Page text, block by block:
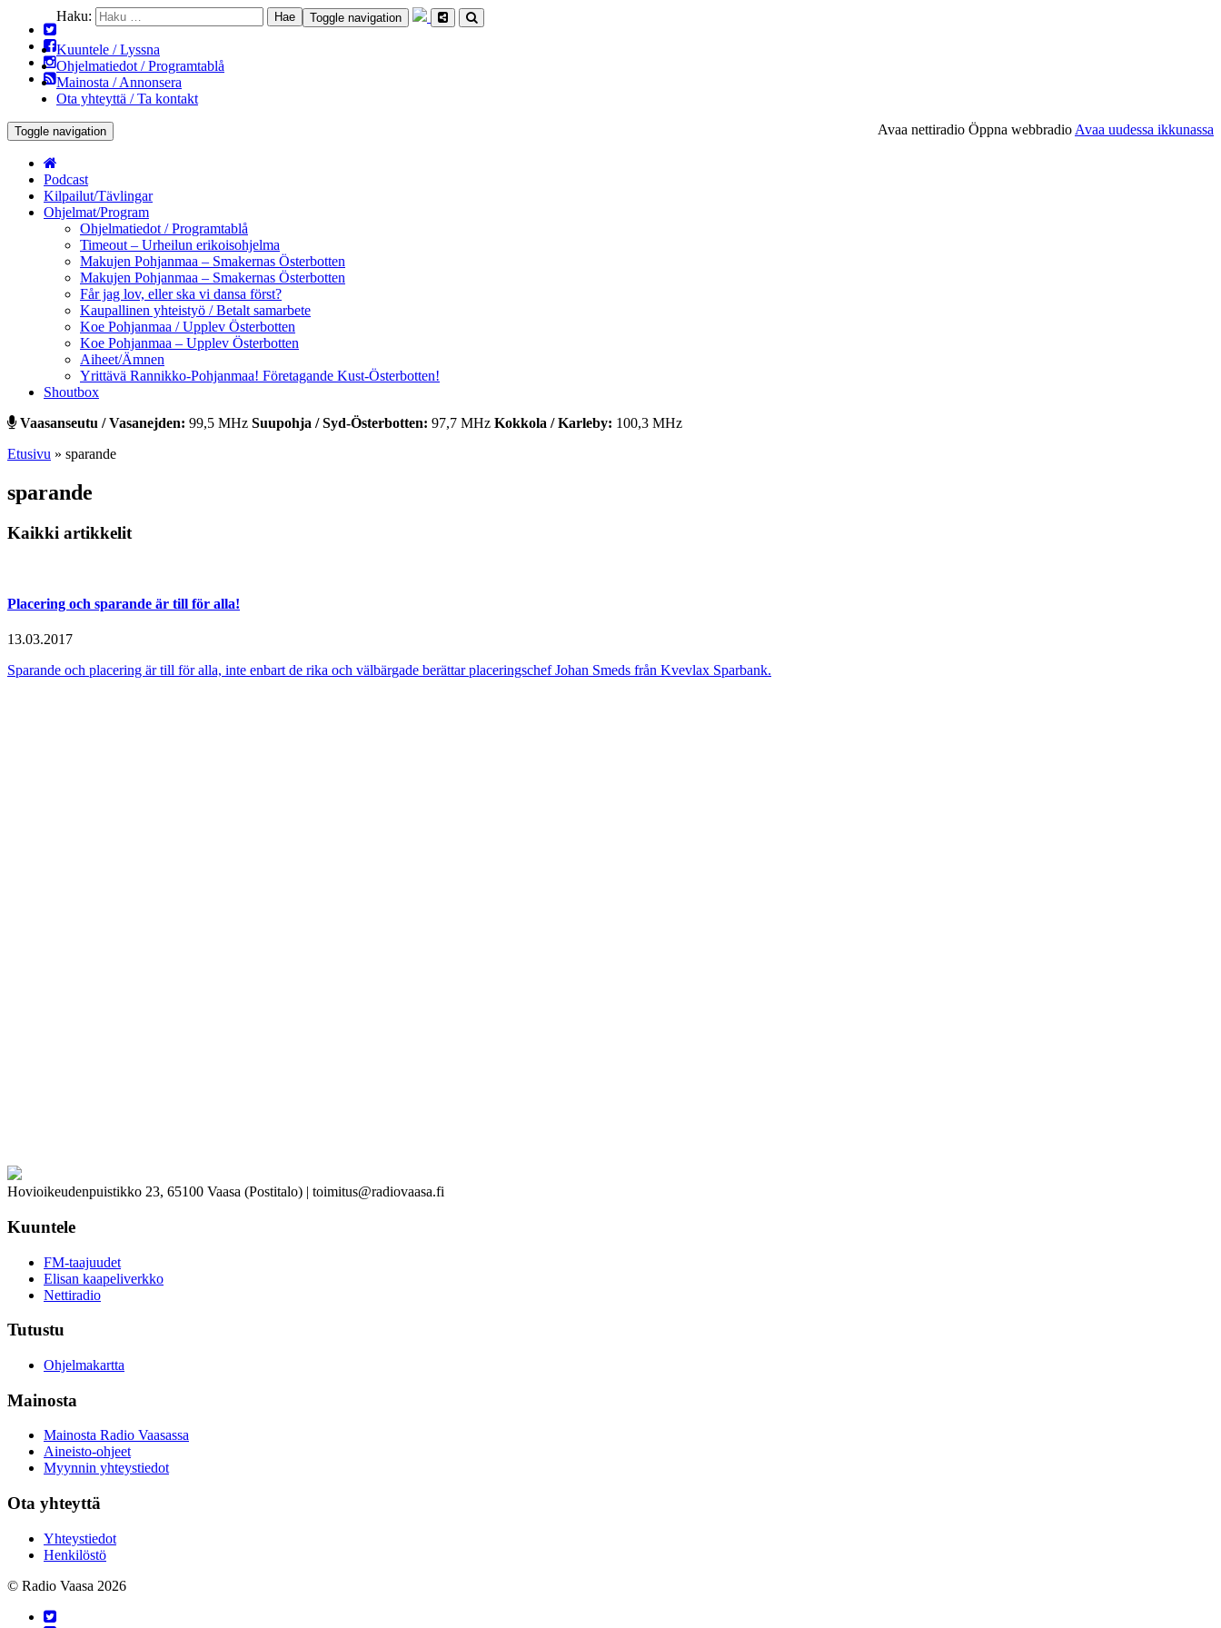
Toggle navigation
Haku:
Kuuntele / Lyssna
Ohjelmatiedot / Programtablå
Mainosta / Annonsera
Ota yhteyttä / Ta kontakt
Toggle navigation Avaa nettiradio Öppna webbradio Avaa uudessa ikkunassa
Podcast
Kilpailut/Tävlingar
Ohjelmat/Program
Ohjelmatiedot / Programtablå
Timeout – Urheilun erikoisohjelma
Makujen Pohjanmaa – Smakernas Österbotten
Makujen Pohjanmaa – Smakernas Österbotten
Får jag lov, eller ska vi dansa först?
Kaupallinen yhteistyö / Betalt samarbete
Koe Pohjanmaa / Upplev Österbotten
Koe Pohjanmaa – Upplev Österbotten
Aiheet/Ämnen
Yrittävä Rannikko-Pohjanmaa! Företagande Kust-Österbotten!
Shoutbox
Vaasanseutu / Vasanejden: 99,5 MHz Suupohja / Syd-Österbotten: 97,7 MHz Kokkola / Karleby: 100,3 MHz
Etusivu » sparande
sparande
Kaikki artikkelit
Placering och sparande är till för alla!
13.03.2017
Sparande och placering är till för alla, inte enbart de rika och välbärgade berättar placeringschef Johan Smeds från Kvevlax Sparbank.
Hovioikeudenpuistikko 23, 65100 Vaasa (Postitalo) | toimitus@radiovaasa.fi
Kuuntele
FM-taajuudet
Elisan kaapeliverkko
Nettiradio
Tutustu
Ohjelmakartta
Mainosta
Mainosta Radio Vaasassa
Aineisto-ohjeet
Myynnin yhteystiedot
Ota yhteyttä
Yhteystiedot
Henkilöstö
© Radio Vaasa 2026